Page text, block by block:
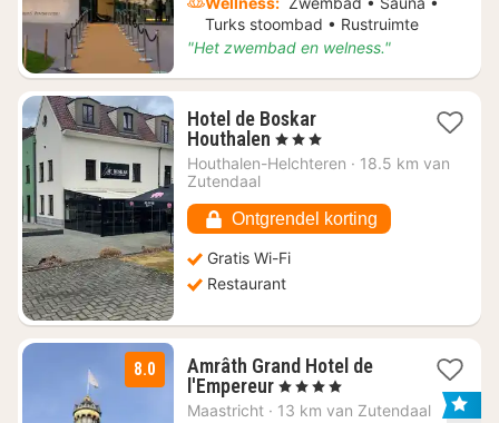
Turks stoombad • Rustruimte
"Het zwembad en welness."
Hotel de Boskar
Houthalen 1
nacht
192,86
, 3 Sterren
Houthalen-Helchteren · 18.5 km van
Zutendaal
Ontgrendel korting
Gratis Wi-Fi
Restaurant
8.0
Amrâth Grand Hotel de
l'Empereur1
nacht
, 4 Sterren
Maastricht · 13 km van Zutendaal